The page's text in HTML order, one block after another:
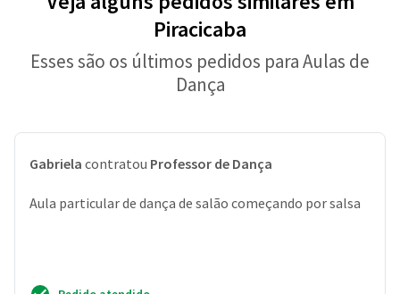
Piracicaba
Esses são os últimos pedidos para Aulas de
Dança
Gabriela contratou Professor de Dança
Aula particular de dança de salão começando por salsa